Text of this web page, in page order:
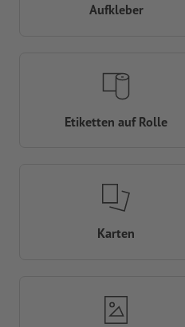
Aufkleber
Etiketten auf Rolle
Karten